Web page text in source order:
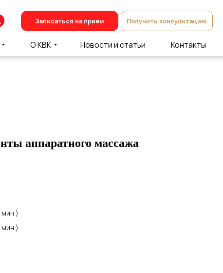
Контакты
Новости и статьи
Получить консультацию
Записаться на прием
аппаратного массажа
мин.)
мин.)